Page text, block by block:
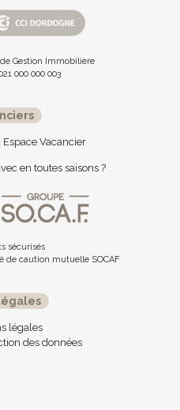
Gestion Immobilière
000 000 003
Vacancier
en toutes saisons ?
sécurisés
de caution mutuelle SOCAF
légales
des données